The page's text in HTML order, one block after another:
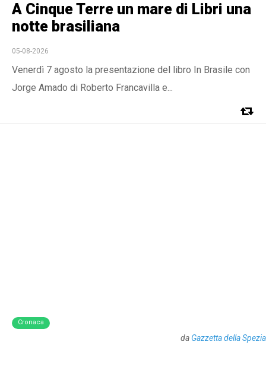
A Cinque Terre un mare di Libri una
notte brasiliana
05-08-2026
Venerdì 7 agosto la presentazione del libro In Brasile con
Jorge Amado di Roberto Francavilla e...
Cronaca
da Gazzetta della Spezia